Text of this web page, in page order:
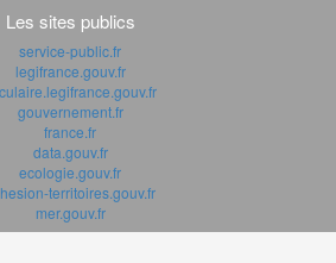
Les sites publics
service-public.fr
legifrance.gouv.fr
gouvernement.fr
france.fr
data.gouv.fr
ecologie.gouv.fr
territoires.gouv.fr
mer.gouv.fr